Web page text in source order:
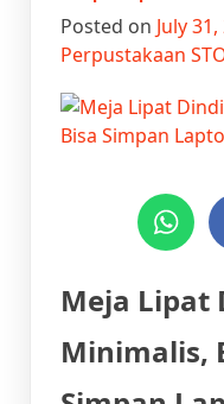
Posted on July
Perpustakaan
Meja Lipat
Minimalis,